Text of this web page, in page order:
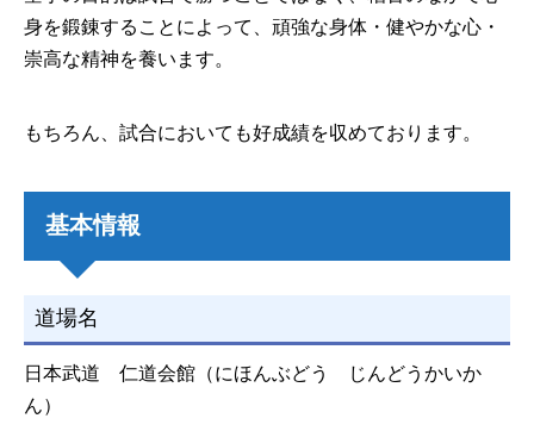
身を鍛錬することによって、頑強な身体・健やかな心・
崇高な精神を養います。
もちろん、試合においても好成績を収めております。
基本情報
道場名
日本武道 仁道会館（にほんぶどう じんどうかいか
ん）